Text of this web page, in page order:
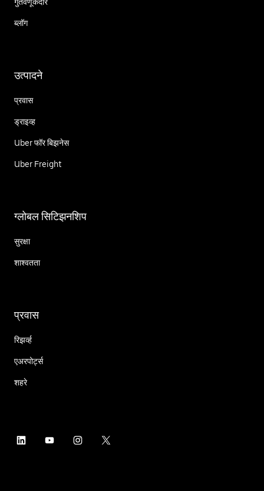
गुंतवणूकदार
ब्लॉग
उत्पादने
प्रवास
ड्राइव्ह
Uber फॉर बिझनेस
Uber Freight
ग्लोबल सिटिझनशिप
सुरक्षा
शाश्वतता
प्रवास
रिझर्व्ह
एअरपोर्ट्स
शहरे